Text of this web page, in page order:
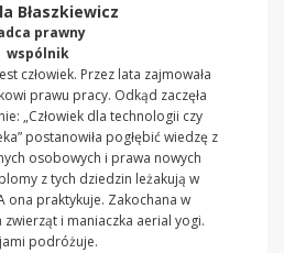
Błaszkiewicz
prawny
wspólnik
człowiek. Przez lata zajmowała
prawu pracy. Odkąd zaczęła
„Człowiek dla technologii czy
postanowiła pogłębić wiedzę z
osobowych i prawa nowych
z tych dziedzin leżakują w
ona praktykuje. Zakochana w
zwierząt i maniaczka aerial yogi.
podróżuje.